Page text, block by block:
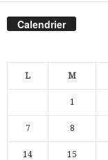
Calendrier
L M
1
7 8
14 15